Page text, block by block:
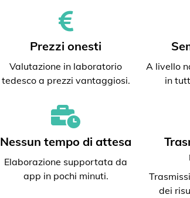
Prezzi onesti
Valutazione in laboratorio
tedesco a prezzi vantaggiosi.
A livello
in
Nessun tempo di attesa
Elaborazione supportata da
app in pochi minuti.
dei